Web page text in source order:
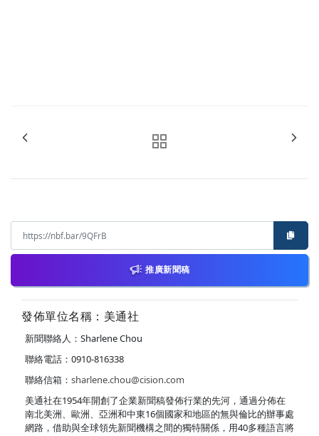
推廣新聞稿
發佈單位名稱：美通社
新聞聯絡人：Sharlene Chou
聯絡電話：0910-816338
聯絡信箱： sharlene.chou@cision.com
美通社在1954年開創了企業新聞稿發佈行業的先河，通過分佈在
南北美洲、歐洲、亞洲和中東16個國家和地區的無與倫比的辦事處
網路，借助與全球領先新聞機構之間的獨特關係，用40多種語言將